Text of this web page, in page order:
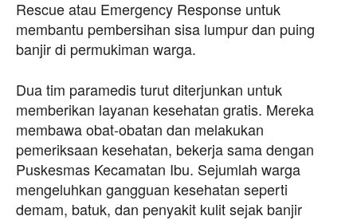
Rescue atau Emergency Response untuk
membantu pembersihan sisa lumpur dan puing
banjir di permukiman warga.
Dua tim paramedis turut diterjunkan untuk
memberikan layanan kesehatan gratis. Mereka
membawa obat-obatan dan melakukan
pemeriksaan kesehatan, bekerja sama dengan
Puskesmas Kecamatan Ibu. Sejumlah warga
mengeluhkan gangguan kesehatan seperti
demam, batuk, dan penyakit kulit sejak banjir